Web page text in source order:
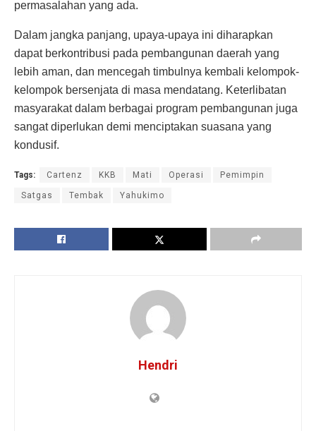
permasalahan yang ada.
Dalam jangka panjang, upaya-upaya ini diharapkan
dapat berkontribusi pada pembangunan daerah yang
lebih aman, dan mencegah timbulnya kembali kelompok-
kelompok bersenjata di masa mendatang. Keterlibatan
masyarakat dalam berbagai program pembangunan juga
sangat diperlukan demi menciptakan suasana yang
kondusif.
Tags: Cartenz KKB Mati Operasi Pemimpin
Satgas Tembak Yahukimo
Hendri